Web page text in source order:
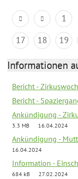
1
17
18 19
Informationen
Bericht -
Bericht -
Ankündigung -
3.3 MB
16.04.2024
Ankündigung -
16.04.2024
Information -
684 kB
27.02.2024